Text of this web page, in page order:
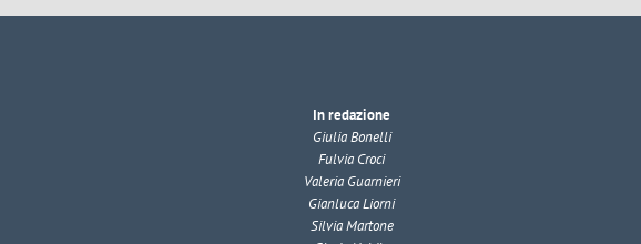
In redazione
Giulia Bonelli
Fulvia Croci
Valeria Guarnieri
Gianluca Liorni
Silvia Martone